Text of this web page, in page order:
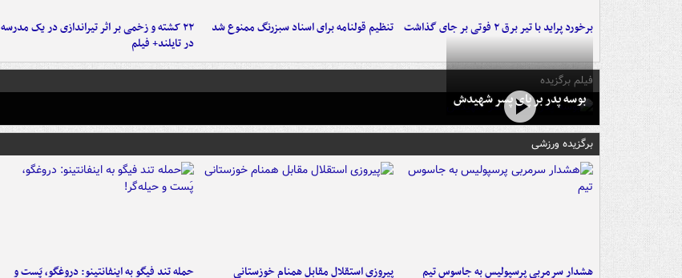
برخورد پراید با تیر برق ۲ فوتی بر جای گذاشت تنظیم قولنامه برای اسناد سبزرنگ ممنوع شد
۲۲ کشته و زخمی بر اثر تیراندازی در یک مدرسه
در تایلند+ فیلم
فیلم برگزیده
بوسه‌ پدر بر پای پسر شهیدش
برگزیده ورزشی
هشدار سرمربی پرسپولیس به جاسوس تیم پیروزی استقلال مقابل همنام خوزستانی
حمله تند فیگو به اینفانتینو: دروغگو، پَست‌ و